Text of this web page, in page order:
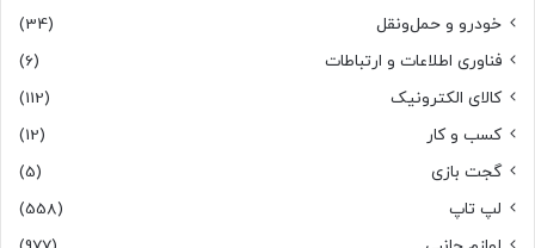
خودرو و حمل‌و‌نقل
(34)
فناوری اطلاعات و ارتباطات
(6)
کالای الکترونیک
(112)
کسب و کار
(12)
گجت بازی
(5)
لپ تاپ
(558)